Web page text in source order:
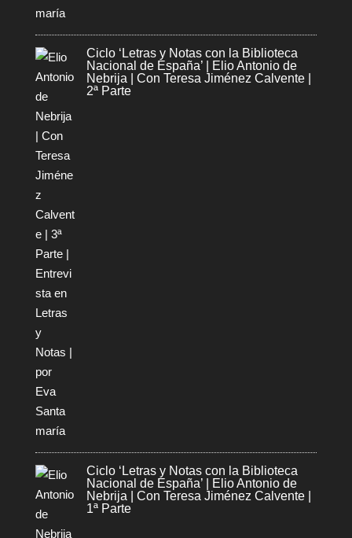
Ciclo ‘Letras y Notas con la Biblioteca
Nacional de España’ | Elio Antonio de
Nebrija | Con Teresa Jiménez Calvente |
2ª Parte
Ciclo ‘Letras y Notas con la Biblioteca
Nacional de España’ | Elio Antonio de
Nebrija | Con Teresa Jiménez Calvente |
1ª Parte